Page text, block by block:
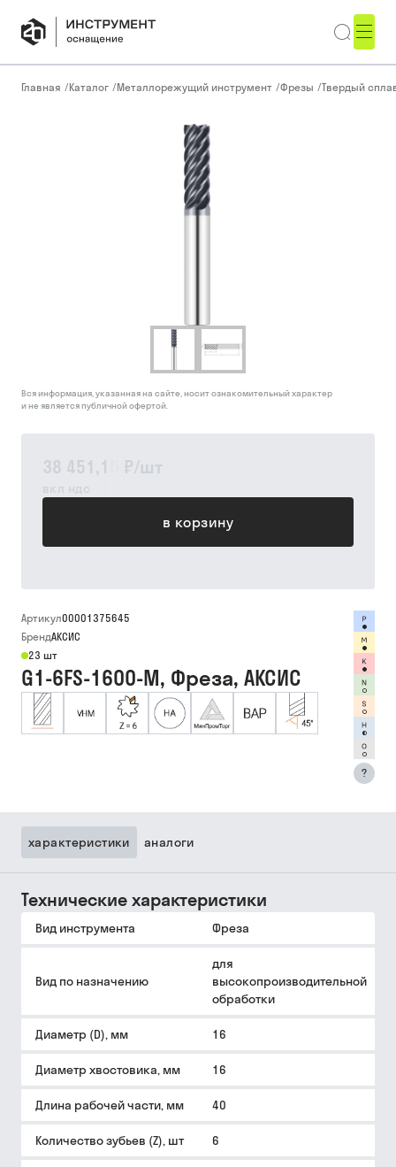
Главная /Каталог /Металлорежущий инструмент /Фрезы /Твердый
38 451,15 ₽/шт
вкл ндс
в корзину
Вся информация, указанная на сайте, носит ознакомительный характер
и не является публичной офертой.
Артикул00001375645
БрендАКСИС
23 шт
G1-6FS-1600-M, Фреза, АКСИС
?
характеристики аналоги
Технические характеристики
Вид инструмента Фреза
Вид по назначению
для
высокопроизводительной
обработки
Диаметр (D), мм 16
Диаметр хвостовика, мм 16
Длина рабочей части, мм 40
Количество зубьев (Z), шт 6